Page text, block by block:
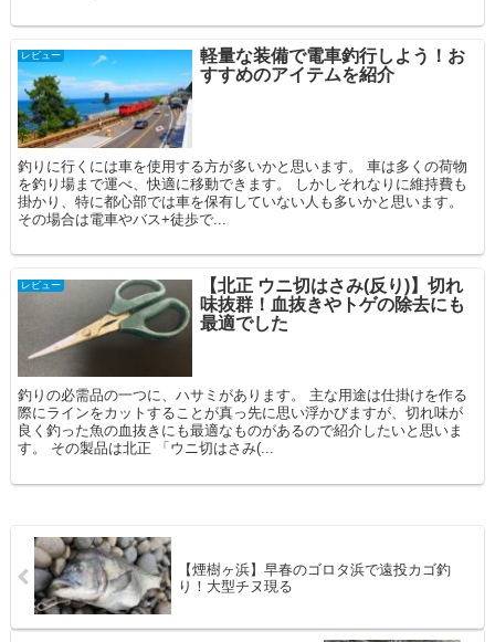
レビュー
軽量な装備で電車釣行しよう！お
すすめのアイテムを紹介
釣りに行くには車を使用する方が多いかと思います。 車は多くの荷物
を釣り場まで運べ、快適に移動できます。 しかしそれなりに維持費も
掛かり、特に都心部では車を保有していない人も多いかと思います。
その場合は電車やバス+徒歩で...
レビュー
【北正 ウニ切はさみ(反り)】切れ
味抜群！血抜きやトゲの除去にも
最適でした
釣りの必需品の一つに、ハサミがあります。 主な用途は仕掛けを作る
際にラインをカットすることが真っ先に思い浮かびますが、切れ味が
良く釣った魚の血抜きにも最適なものがあるので紹介したいと思いま
す。 その製品は北正 「ウニ切はさみ(...
【煙樹ヶ浜】早春のゴロタ浜で遠投カゴ釣
り！大型チヌ現る